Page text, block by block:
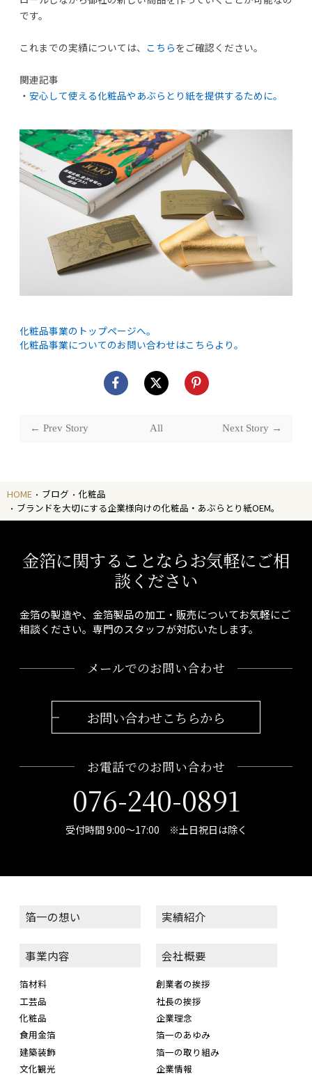
です。
これまでの実績については、 こちらをご確認ください。
関連記事
・ 安心して使える化粧品やあぶらとり紙を提供するために。
化粧品事業のトップページへ。
化粧品事業についてのお問い合わせはこちらより。
← Prev Story All Next Story →
HOME ブログ
化粧品
ブランドを大切にする企業様向けの化粧品・あぶらとり紙OEM。
金箔に関することならお気軽にご相
談ください
金箔の製造や、金箔製品の加工・販売についてお気軽にご
相談ください。専門のスタッフが対応いたします。
メールでのお問い合わせ
お問い合わせこちらから
お電話でのお問い合わせ
076-240-0891
受付時間 9:00～17:00 ※土日祝日は除く
箔一の想い
事業内容
箔材料
工芸品
化粧品
食用金箔
建築装飾
文化観光
実績紹介
会社概要
創業者の挨拶
社長の挨拶
企業理念
箔一のあゆみ
箔一の取り組み
企業情報